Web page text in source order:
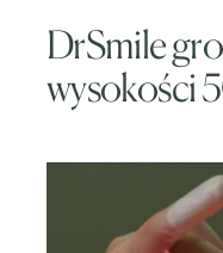
DrSmile
wysokości